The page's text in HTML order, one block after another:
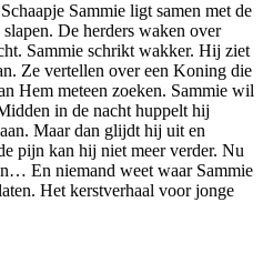
Sammie ligt samen met de
De herders waken over
Sammie schrikt wakker. Hij ziet
Ze vertellen over een Koning die
Hem meteen zoeken. Sammie wil
in de nacht huppelt hij
Maar dan glijdt hij uit en
pijn kan hij niet meer verder. Nu
En niemand weet waar Sammie
Het kerstverhaal voor jonge